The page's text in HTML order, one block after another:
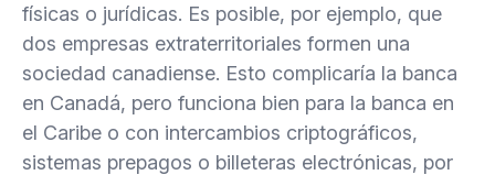
físicas o jurídicas. Es posible, por ejemplo, que
dos empresas extraterritoriales formen una
sociedad canadiense. Esto complicaría la banca
en Canadá, pero funciona bien para la banca en
el Caribe o con intercambios criptográficos,
sistemas prepagos o billeteras electrónicas, por